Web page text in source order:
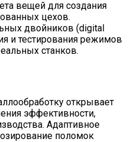
вещей для создания
цехов.
двойников (digital
и тестирования режимов
станков.
открывает
эффективности,
Адаптивное
поломок